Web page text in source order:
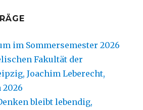
im Sommersemester 2026
Fakultät der
Joachim Leberecht,
bleibt lebendig,